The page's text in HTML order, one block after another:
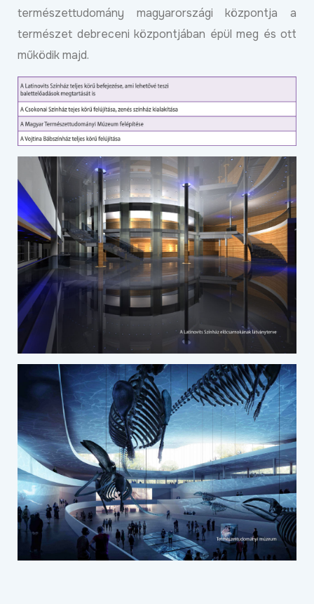
természettudomány magyarországi központja a
természet debreceni központjában épül meg és ott
működik majd.